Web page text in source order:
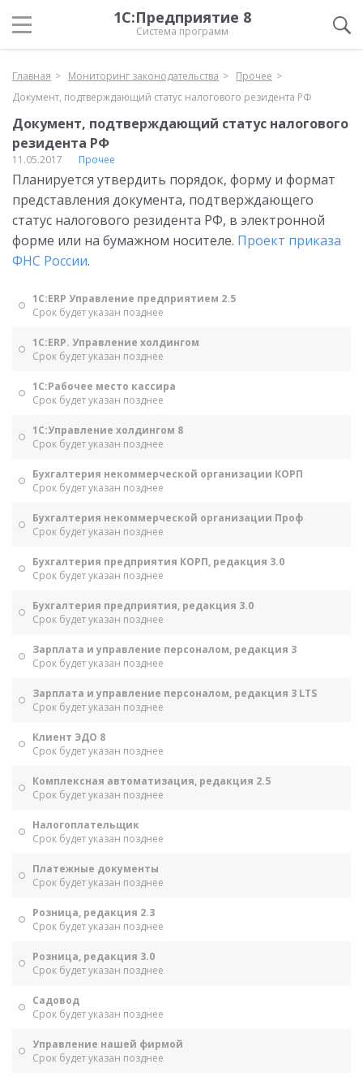
1С:Предприятие 8
Система программ
Главная Мониторинг законодательства
Прочее
Документ, подтверждающий статус налогового резидента РФ
Документ, подтверждающий статус налогового
резидента РФ
11.05.2017 Прочее
Планируется утвердить порядок, форму и формат
представления документа, подтверждающего
статус налогового резидента РФ, в электронной
форме или на бумажном носителе. Проект приказа
ФНС России.
1С:ERP Управление предприятием 2.5
Срок будет указан позднее
1С:ERP. Управление холдингом
Срок будет указан позднее
1С:Рабочее место кассира
Срок будет указан позднее
1С:Управление холдингом 8
Срок будет указан позднее
Бухгалтерия некоммерческой организации КОРП
Срок будет указан позднее
Бухгалтерия некоммерческой организации Проф
Срок будет указан позднее
Бухгалтерия предприятия КОРП, редакция 3.0
Срок будет указан позднее
Бухгалтерия предприятия, редакция 3.0
Срок будет указан позднее
Зарплата и управление персоналом, редакция 3
Срок будет указан позднее
Зарплата и управление персоналом, редакция 3 LTS
Срок будет указан позднее
Клиент ЭДО 8
Срок будет указан позднее
Комплексная автоматизация, редакция 2.5
Срок будет указан позднее
Налогоплательщик
Срок будет указан позднее
Платежные документы
Срок будет указан позднее
Розница, редакция 2.3
Срок будет указан позднее
Розница, редакция 3.0
Срок будет указан позднее
Садовод
Срок будет указан позднее
Управление нашей фирмой
Срок будет указан позднее